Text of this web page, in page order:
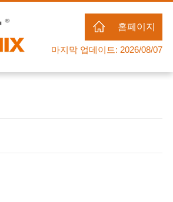
홈페이지
마지막 업데이트: 2026/08/07